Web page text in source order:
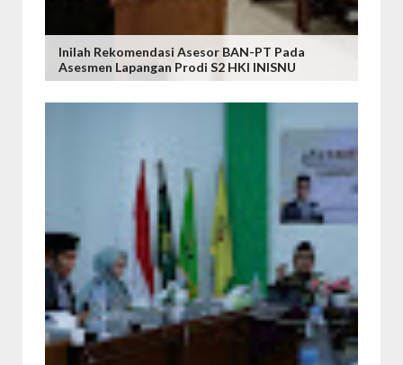
Inilah Rekomendasi Asesor BAN-PT Pada
Asesmen Lapangan Prodi S2 HKI INISNU